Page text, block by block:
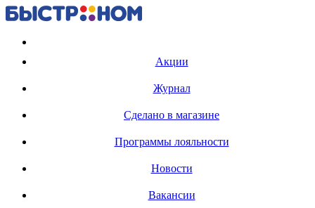
Акции
Журнал
Сделано в магазине
Программы лояльности
Новости
Вакансии